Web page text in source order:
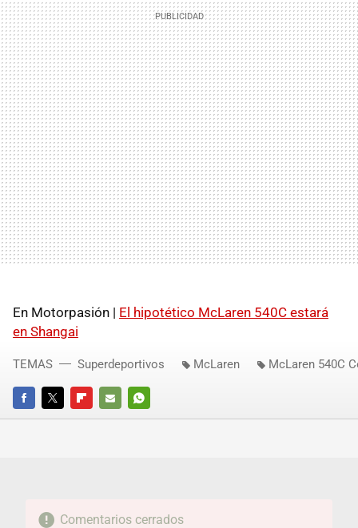
En Motorpasión | El hipotético McLaren 540C estará
en Shangai
FACEBOOKTWITTERFLIPBOARD
E-
WHATSAPP
TEMAS Superdeportivos McLaren McLaren 540C
Comentarios cerrados